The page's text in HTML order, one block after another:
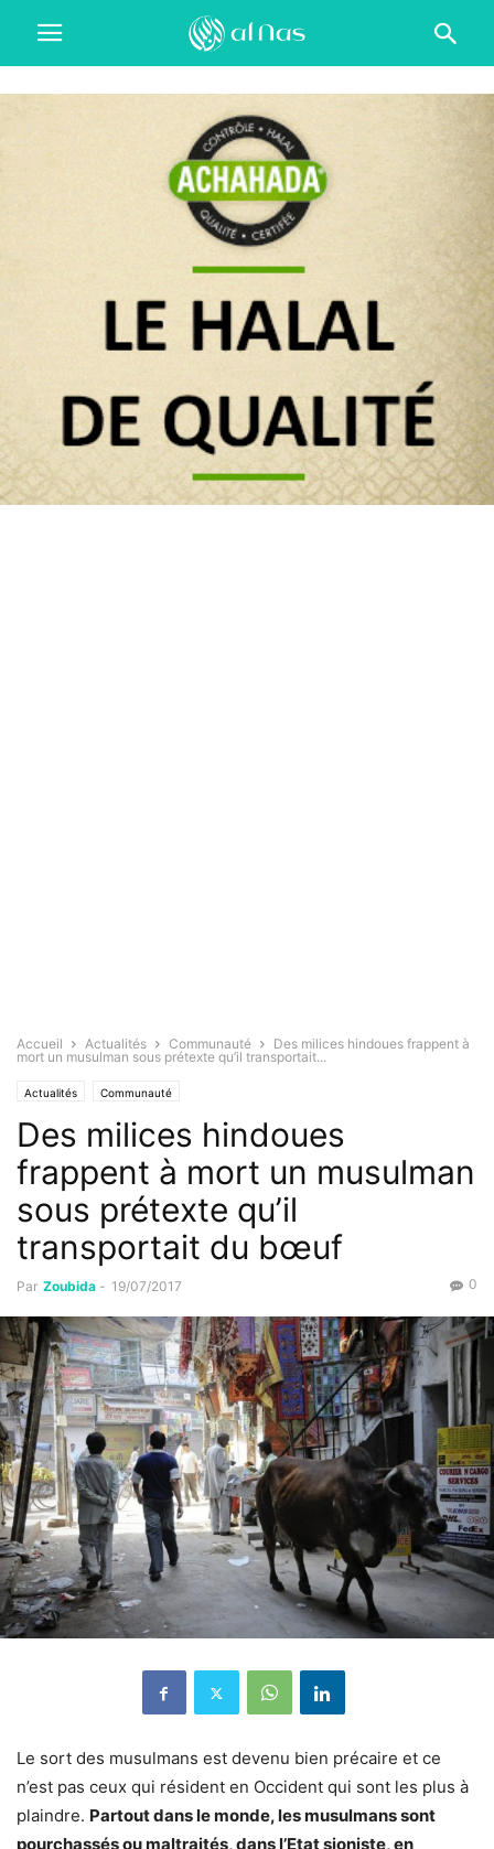
Accueil Actualités Communauté
Des milices hindoues frappent à
mort un musulman sous prétexte qu’il transportait...
Actualités Communauté
Des milices hindoues
frappent à mort un musulman
sous prétexte qu’il
transportait du bœuf
Par Zoubida - 19/07/2017 0
Le sort des musulmans est devenu bien précaire et ce
n’est pas ceux qui résident en Occident qui sont les plus à
plaindre. Partout dans le monde, les musulmans sont
pourchassés ou maltraités, dans l’Etat sioniste, en